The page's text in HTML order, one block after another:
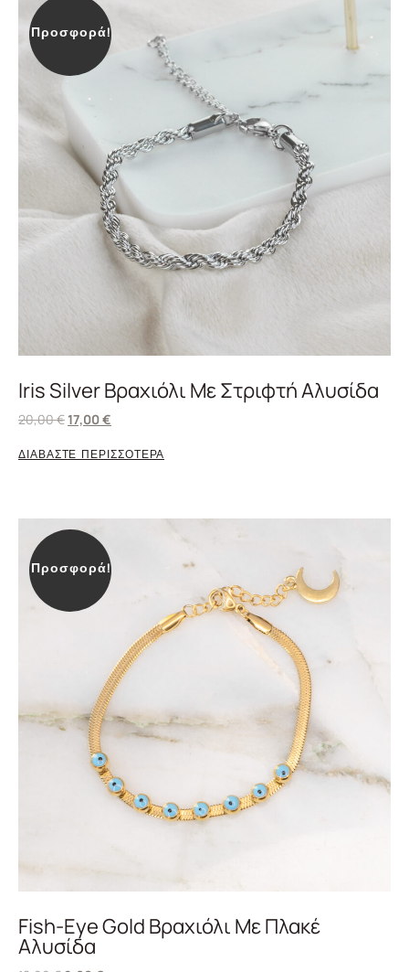
Προσφορά!
Iris Silver Βραχιόλι Με Στριφτή Αλυσίδα
20,00€ 17,00€
ΔΙΑΒΑΣΤΕ ΠΕΡΙΣΣΟΤΕΡΑ
Προσφορά!
Fish-Eye Gold Βραχιόλι Με Πλακέ
Αλυσίδα